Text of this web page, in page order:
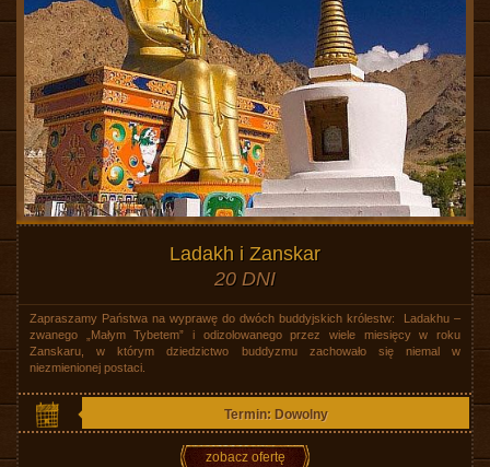
Ladakh i Zanskar
20 DNI
Zapraszamy Państwa na wyprawę do dwóch buddyjskich królestw: Ladakhu –
zwanego „Małym Tybetem” i odizolowanego przez wiele miesięcy w roku
Zanskaru, w którym dziedzictwo buddyzmu zachowało się niemal w
niezmienionej postaci.
Termin: Dowolny
zobacz ofertę